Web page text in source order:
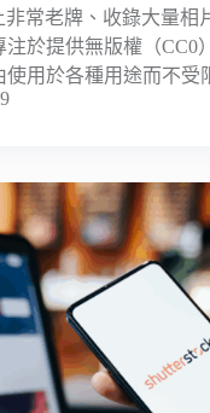
非常老牌、收錄大量相
注於提供無版權（CC0
使用於各種用途而不受